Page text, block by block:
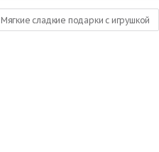
Мягкие сладкие подарки с игрушкой